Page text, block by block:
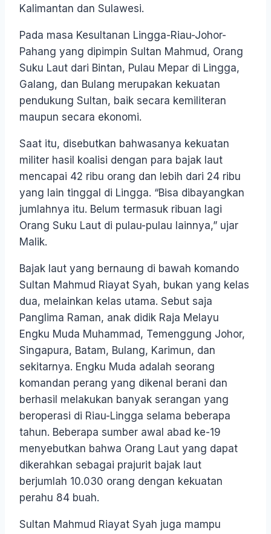
Kalimantan dan Sulawesi.
Pada masa Kesultanan Lingga-Riau-Johor-
Pahang yang dipimpin Sultan Mahmud, Orang
Suku Laut dari Bintan, Pulau Mepar di Lingga,
Galang, dan Bulang merupakan kekuatan
pendukung Sultan, baik secara kemiliteran
maupun secara ekonomi.
Saat itu, disebutkan bahwasanya kekuatan
militer hasil koalisi dengan para bajak laut
mencapai 42 ribu orang dan lebih dari 24 ribu
yang lain tinggal di Lingga. “Bisa dibayangkan
jumlahnya itu. Belum termasuk ribuan lagi
Orang Suku Laut di pulau-pulau lainnya,” ujar
Malik.
Bajak laut yang bernaung di bawah komando
Sultan Mahmud Riayat Syah, bukan yang kelas
dua, melainkan kelas utama. Sebut saja
Panglima Raman, anak didik Raja Melayu
Engku Muda Muhammad, Temenggung Johor,
Singapura, Batam, Bulang, Karimun, dan
sekitarnya. Engku Muda adalah seorang
komandan perang yang dikenal berani dan
berhasil melakukan banyak serangan yang
beroperasi di Riau-Lingga selama beberapa
tahun. Beberapa sumber awal abad ke-19
menyebutkan bahwa Orang Laut yang dapat
dikerahkan sebagai prajurit bajak laut
berjumlah 10.030 orang dengan kekuatan
perahu 84 buah.
Sultan Mahmud Riayat Syah juga mampu